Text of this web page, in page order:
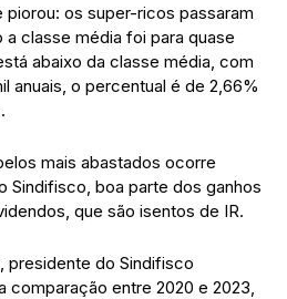
os super-ricos passaram
a classe média foi para quase
abaixo da classe média, com
anuais, o percentual é de 2,66%
mais abastados ocorre
Sindifisco, boa parte dos ganhos
que são isentos de IR.
presidente do Sindifisco
comparação entre 2020 e 2023,